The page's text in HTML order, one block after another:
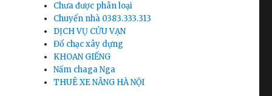
Chưa được phân loại
Chuyển nhà 0383.333.313
DỊCH VỤ CỬU VẠN
Đổ chạc xây dựng
KHOAN GIẾNG
Nấm chaga Nga
THUÊ XE NÂNG HÀ NỘI